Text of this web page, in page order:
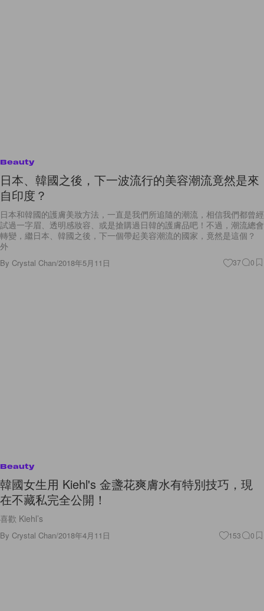
Beauty
日本、韓國之後，下一波流行的美容潮流竟然是來
自印度？
日本和韓國的護膚美妝方法，一直是我們所追隨的潮流，相信我們都曾經
試過一字眉、透明感妝容、或是搶購過日韓的護膚品吧！不過，潮流總會
轉變，繼日本、韓國之後，下一個帶起美容潮流的國家，竟然是這個？
外
By Crystal Chan/2018年5月11日 37 0
Beauty
韓國女生用 Kiehl's 金盞花爽膚水有特別技巧，現
在不藏私完全公開！
喜歡 Kiehl’s
By Crystal Chan/2018年4月11日 153 0